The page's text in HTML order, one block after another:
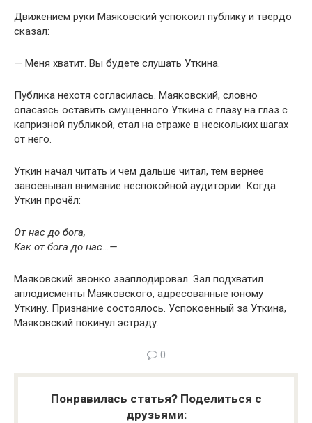
Движением руки Маяковский успокоил публику и твёрдо
сказал:
— Меня хватит. Вы будете слушать Уткина.
Публика нехотя согласилась. Маяковский, словно
опасаясь оставить смущённого Уткина с глазу на глаз с
капризной публикой, стал на страже в нескольких шагах
от него.
Уткин начал читать и чем дальше читал, тем вернее
завоёвывал внимание неспокойной аудитории. Когда
Уткин прочёл:
От нас до бога,
Как от бога до нас…—
Маяковский звонко зааплодировал. Зал подхватил
аплодисменты Маяковского, адресованные юному
Уткину. Признание состоялось. Успокоенный за Уткина,
Маяковский покинул эстраду.
0
Понравилась статья? Поделиться с
друзьями: